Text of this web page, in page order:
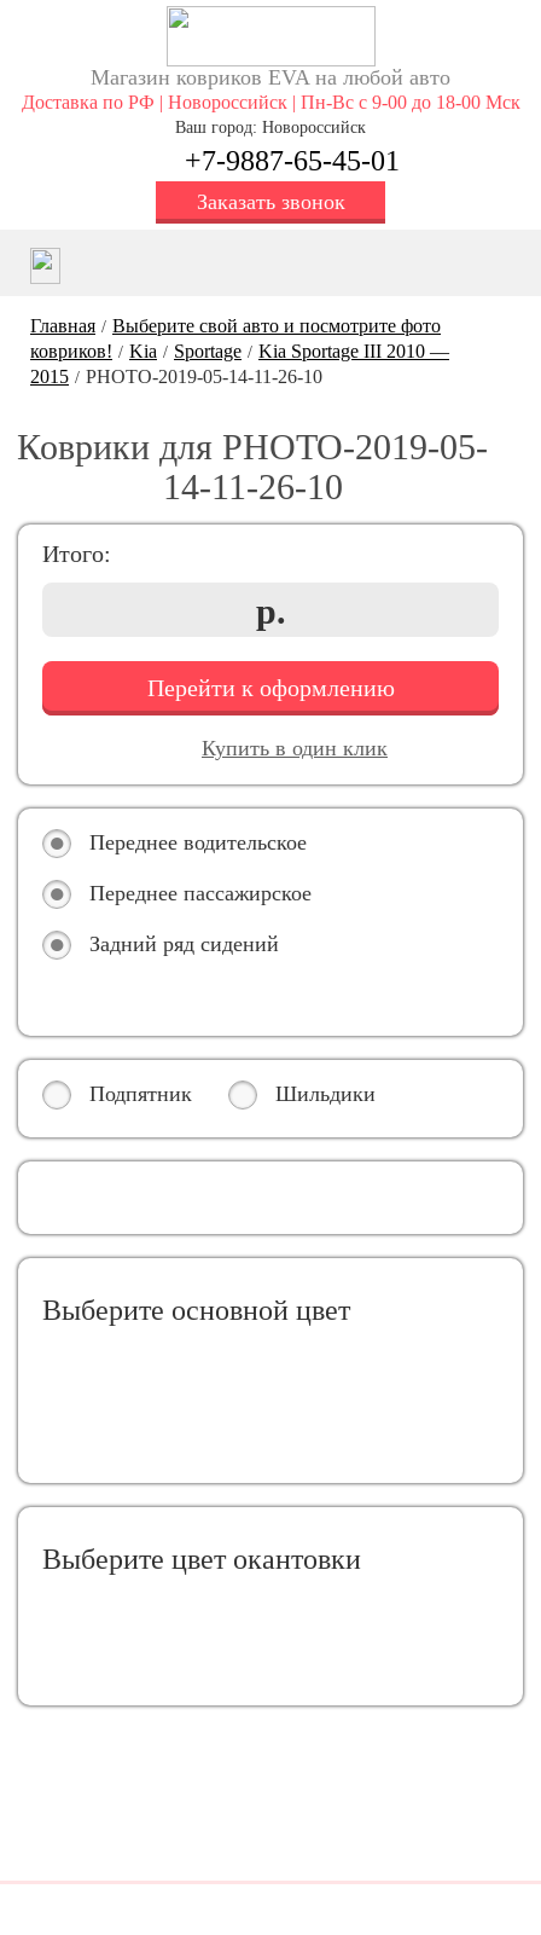
Магазин ковриков EVA ​на любой авто
Доставка по РФ | Новороссийск | Пн-Вс с 9-00 до 18-00 Мск
Ваш город: Новороссийск
+7-9887-65-45-01
Заказать звонок
Главная / Выберите свой авто и посмотрите фото
ковриков! / Kia / Sportage / Kia Sportage III 2010 —
2015 / PHOTO-2019-05-14-11-26-10
Коврики для PHOTO-2019-05-
14-11-26-10
Итого:
р.
Перейти к оформлению
Купить в один клик
Переднее водительское
Переднее пассажирское
Задний ряд сидений
Подпятник Шильдики
Выберите oсновной цвет
Выберите цвет окантовки